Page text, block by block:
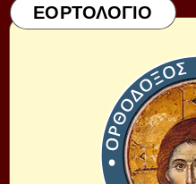
ΕΟΡΤΟΛΟΓΙΟ